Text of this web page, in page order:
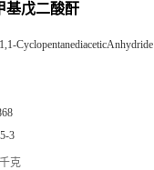
基戊二酸酐
1,1-CyclopentanediaceticAnhydride
3
克